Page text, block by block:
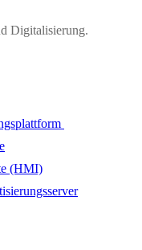
Digitalisierung.
(HMI)